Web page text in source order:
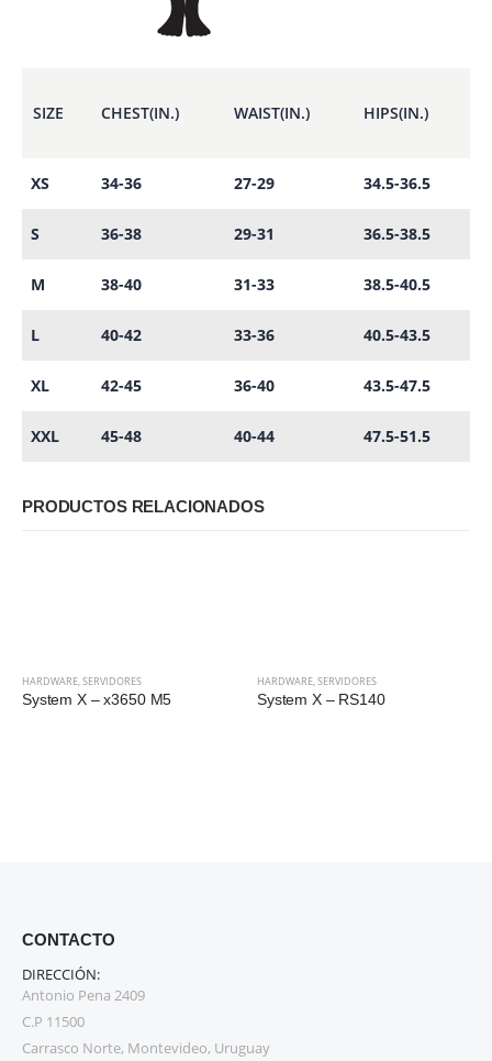
SIZE CHEST(IN.) WAIST(IN.) HIPS(IN.)
XS 34-36 27-29 34.5-36.5
S 36-38 29-31 36.5-38.5
M 38-40 31-33 38.5-40.5
L 40-42 33-36 40.5-43.5
XL 42-45 36-40 43.5-47.5
XXL 45-48 40-44 47.5-51.5
PRODUCTOS RELACIONADOS
HARDWARE,SERVIDORES
System X – x3650 M5
HARDWARE,SERVIDORES
System X – RS140
CONTACTO
DIRECCIÓN:
Antonio Pena 2409
C.P 11500
Carrasco Norte, Montevideo, Uruguay